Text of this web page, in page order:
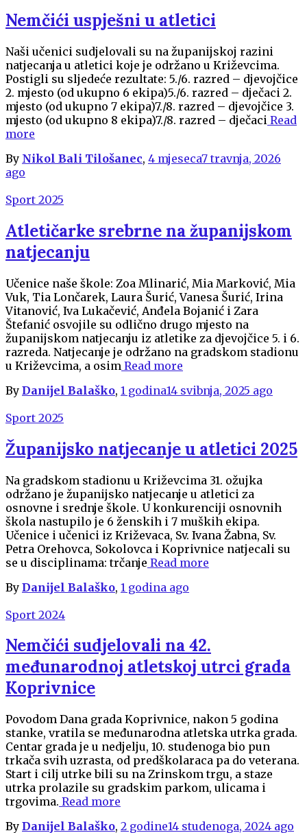
Nemčići uspješni u atletici
Naši učenici sudjelovali su na županijskoj razini
natjecanja u atletici koje je održano u Križevcima.
Postigli su sljedeće rezultate: 5./6. razred – djevojčice
2. mjesto (od ukupno 6 ekipa)5./6. razred – dječaci 2.
mjesto (od ukupno 7 ekipa)7./8. razred – djevojčice 3.
mjesto (od ukupno 8 ekipa)7./8. razred – dječaci Read
more
By Nikol Bali Tilošanec, 4 mjeseca7 travnja, 2026
ago
Sport 2025
Atletičarke srebrne na županijskom
natjecanju
Učenice naše škole: Zoa Mlinarić, Mia Marković, Mia
Vuk, Tia Lončarek, Laura Šurić, Vanesa Šurić, Irina
Vitanović, Iva Lukačević, Anđela Bojanić i Zara
Štefanić osvojile su odlično drugo mjesto na
županijskom natjecanju iz atletike za djevojčice 5. i 6.
razreda. Natjecanje je održano na gradskom stadionu
u Križevcima, a osim Read more
By Danijel Balaško, 1 godina14 svibnja, 2025 ago
Sport 2025
Županijsko natjecanje u atletici 2025
Na gradskom stadionu u Križevcima 31. ožujka
održano je županijsko natjecanje u atletici za
osnovne i srednje škole. U konkurenciji osnovnih
škola nastupilo je 6 ženskih i 7 muških ekipa.
Učenice i učenici iz Križevaca, Sv. Ivana Žabna, Sv.
Petra Orehovca, Sokolovca i Koprivnice natjecali su
se u disciplinama: trčanje Read more
By Danijel Balaško, 1 godina ago
Sport 2024
Nemčići sudjelovali na 42.
međunarodnoj atletskoj utrci grada
Koprivnice
Povodom Dana grada Koprivnice, nakon 5 godina
stanke, vratila se međunarodna atletska utrka grada.
Centar grada je u nedjelju, 10. studenoga bio pun
trkača svih uzrasta, od predškolaraca pa do veterana.
Start i cilj utrke bili su na Zrinskom trgu, a staze
utrka prolazile su gradskim parkom, ulicama i
trgovima. Read more
By Danijel Balaško, 2 godine14 studenoga, 2024 ago